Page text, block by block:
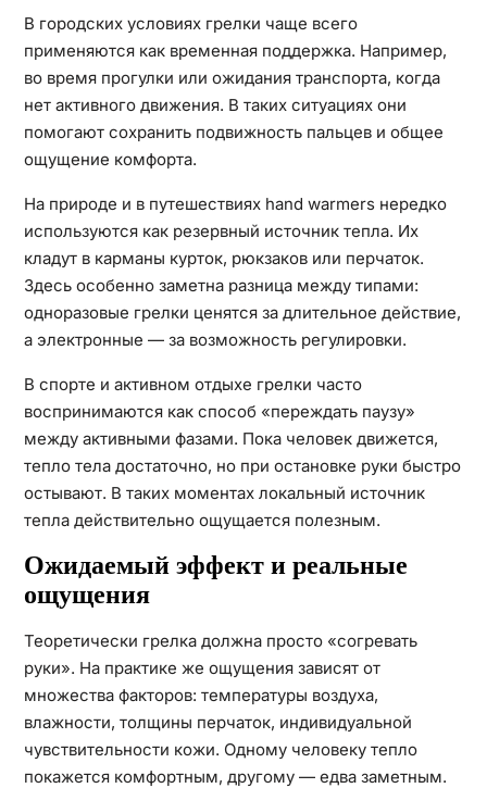
В городских условиях грелки чаще всего
применяются как временная поддержка. Например,
во время прогулки или ожидания транспорта, когда
нет активного движения. В таких ситуациях они
помогают сохранить подвижность пальцев и общее
ощущение комфорта.
На природе и в путешествиях hand warmers нередко
используются как резервный источник тепла. Их
кладут в карманы курток, рюкзаков или перчаток.
Здесь особенно заметна разница между типами:
одноразовые грелки ценятся за длительное действие,
а электронные — за возможность регулировки.
В спорте и активном отдыхе грелки часто
воспринимаются как способ «переждать паузу»
между активными фазами. Пока человек движется,
тепло тела достаточно, но при остановке руки быстро
остывают. В таких моментах локальный источник
тепла действительно ощущается полезным.
Ожидаемый эффект и реальные
ощущения
Теоретически грелка должна просто «согревать
руки». На практике же ощущения зависят от
множества факторов: температуры воздуха,
влажности, толщины перчаток, индивидуальной
чувствительности кожи. Одному человеку тепло
покажется комфортным, другому — едва заметным.